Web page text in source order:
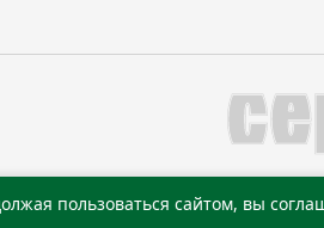
пользоваться сайтом, вы